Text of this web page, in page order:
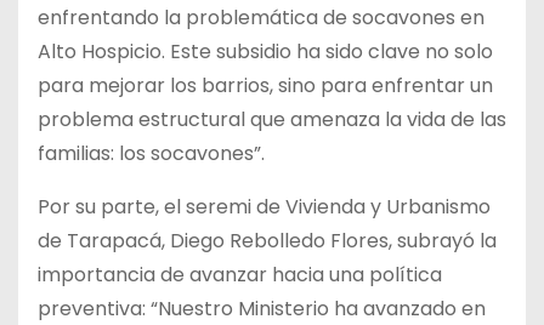
enfrentando la problemática de socavones en
Alto Hospicio. Este subsidio ha sido clave no solo
para mejorar los barrios, sino para enfrentar un
problema estructural que amenaza la vida de las
familias: los socavones”.
Por su parte, el seremi de Vivienda y Urbanismo
de Tarapacá, Diego Rebolledo Flores, subrayó la
importancia de avanzar hacia una política
preventiva: “Nuestro Ministerio ha avanzado en